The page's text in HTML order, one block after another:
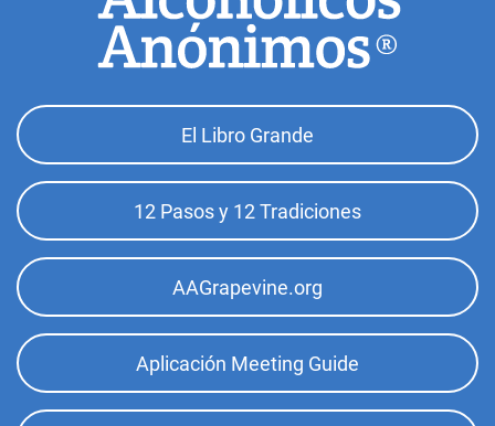
Footer
Top
Menu
El Libro Grande
12 Pasos y 12 Tradiciones
AAGrapevine.org
Aplicación Meeting Guide